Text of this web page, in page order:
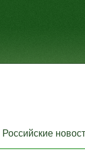
Российские